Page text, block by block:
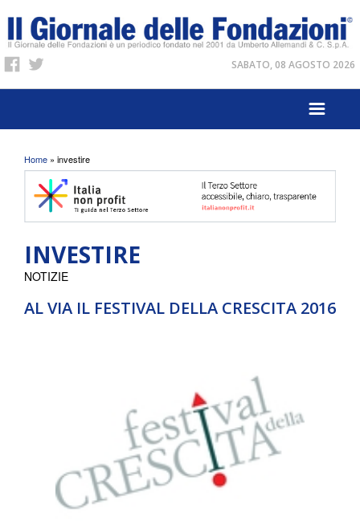
SABATO, 08 AGOSTO 2026
Tu sei qui
Home » investire
INVESTIRE
AL VIA IL FESTIVAL DELLA CRESCITA 2016
NOTIZIE